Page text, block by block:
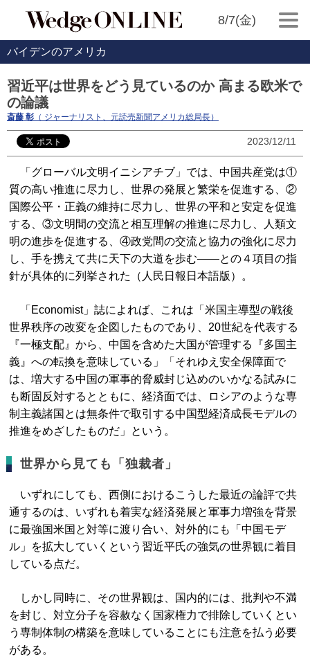
8/7(金)
バイデンのアメリカ
習近平は世界をどう見ているのか 高まる欧米で
の論議
斎藤 彰 （ ジャーナリスト、元読売新聞アメリカ総局長）
2023/12/11
「グローバル文明イニシアチブ」では、中国共産党は①
質の高い推進に尽力し、世界の発展と繁栄を促進する、②
国際公平・正義の維持に尽力し、世界の平和と安定を促進
する、③文明間の交流と相互理解の推進に尽力し、人類文
明の進歩を促進する、④政党間の交流と協力の強化に尽力
し、手を携えて共に天下の大道を歩む――との４項目の指
針が具体的に列挙された（人民日報日本語版）。
「Economist」誌によれば、これは「米国主導型の戦後
世界秩序の改変を企図したものであり、20世紀を代表する
『一極支配』から、中国を含めた大国が管理する『多国主
義』への転換を意味している」「それゆえ安全保障面で
は、増大する中国の軍事的脅威封じ込めのいかなる試みに
も断固反対するとともに、経済面では、ロシアのような専
制主義諸国とは無条件で取引する中国型経済成長モデルの
推進をめざしたものだ」という。
世界から見ても「独裁者」
いずれにしても、西側におけるこうした最近の論評で共
通するのは、いずれも着実な経済発展と軍事力増強を背景
に最強国米国と対等に渡り合い、対外的にも「中国モデ
ル」を拡大していくという習近平氏の強気の世界観に着目
している点だ。
しかし同時に、その世界観は、国内的には、批判や不満
を封じ、対立分子を容赦なく国家権力で排除していくとい
う専制体制の構築を意味していることにも注意を払う必要
がある。